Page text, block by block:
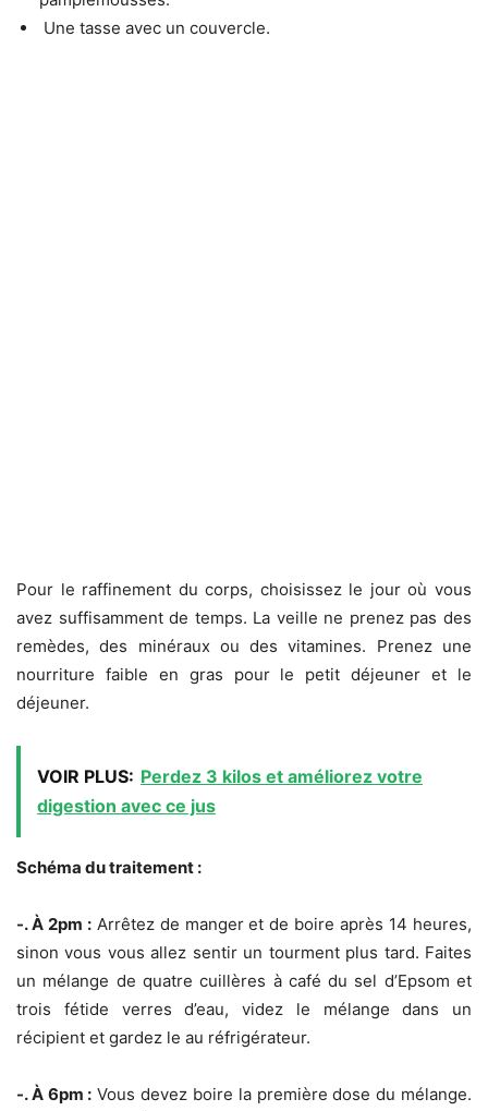
Une tasse avec un couvercle.
Pour le raffinement du corps, choisissez le jour où vous
avez suffisamment de temps. La veille ne prenez pas des
remèdes, des minéraux ou des vitamines. Prenez une
nourriture faible en gras pour le petit déjeuner et le
déjeuner.
VOIR PLUS: Perdez 3 kilos et améliorez votre
digestion avec ce jus
Schéma du traitement :
-. À 2pm :Arrêtez de manger et de boire après 14 heures,
sinon vous vous allez sentir un tourment plus tard. Faites
un mélange de quatre cuillères à café du sel d’Epsom et
trois fétide verres d’eau, videz le mélange dans un
récipient et gardez le au réfrigérateur.
-. À 6pm : Vous devez boire la première dose du mélange.